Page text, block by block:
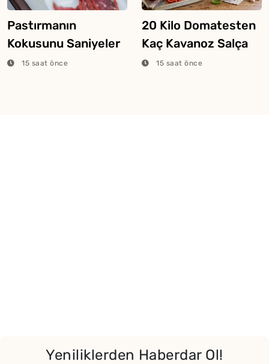
Pastırmanın
Kokusunu Saniyeler
İçinde Alan Yöntem
15 saat önce
20 Kilo Domatesten
Kaç Kavanoz Salça
Çıkar?
15 saat önce
Yeniliklerden Haberdar Ol!